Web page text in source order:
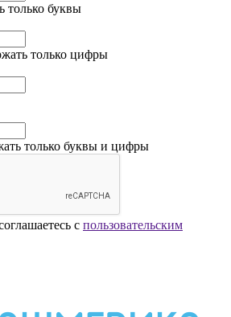
только буквы
только цифры
только буквы и цифры
с пользовательским